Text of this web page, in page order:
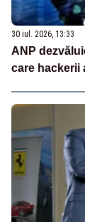
30 iul. 2026, 13:33
ANP
care hackerii